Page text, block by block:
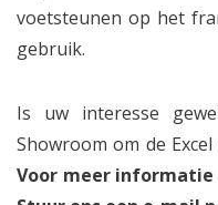
voetsteunen op het
gebruik.
Is uw interesse
Showroom om de
Voor meer informatie